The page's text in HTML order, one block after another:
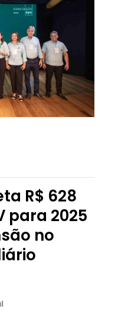
R$ 628
para 2025
no